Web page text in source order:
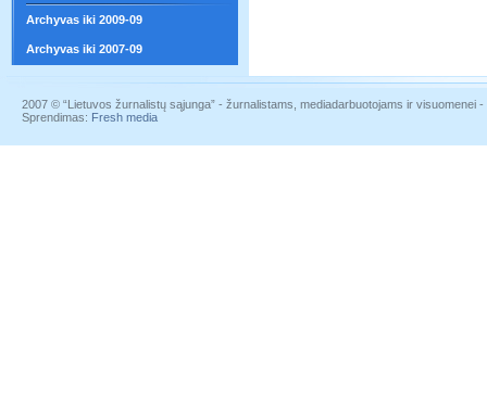
Archyvas iki 2009-09
Archyvas iki 2007-09
2007 © “Lietuvos žurnalistų sąjunga” - žurnalistams, mediadarbuotojams ir visuomenei
Sprendimas: Fresh media